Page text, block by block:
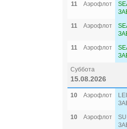
11
Аэрофлот
11
Аэрофлот
11
Аэрофлот
Суббота
15.08.2026
10 Аэрофлот
10
Аэрофлот